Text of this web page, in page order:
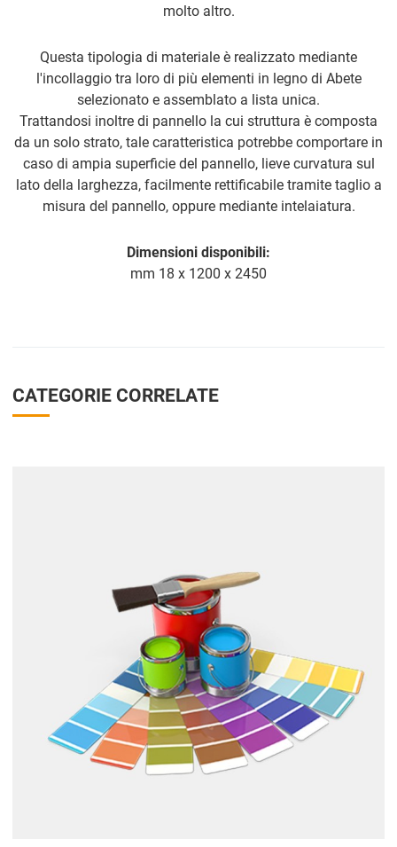
molto altro.
Questa tipologia di materiale è realizzato mediante
l'incollaggio tra loro di più elementi in legno di Abete
selezionato e assemblato a lista unica.
Trattandosi inoltre di pannello la cui struttura è composta
da un solo strato, tale caratteristica potrebbe comportare in
caso di ampia superficie del pannello, lieve curvatura sul
lato della larghezza, facilmente rettificabile tramite taglio a
misura del pannello, oppure mediante intelaiatura.
Dimensioni disponibili:
mm 18 x 1200 x 2450
CATEGORIE CORRELATE